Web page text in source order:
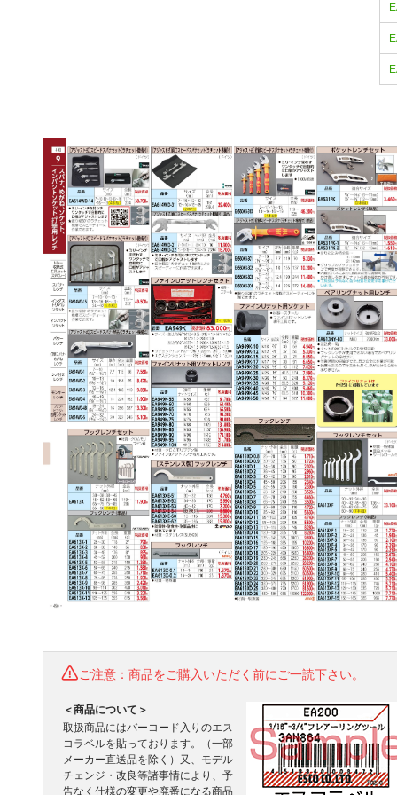
ご注意：商品をご購入いただく前にご一読下さい。
＜商品について＞
取扱商品にはバーコード入りのエス
コラベルを貼っております。（一部
メーカー直送品を除く）又、モデル
チェンジ・改良等諸事情により、予
告なく仕様の変更や廃番になる商品